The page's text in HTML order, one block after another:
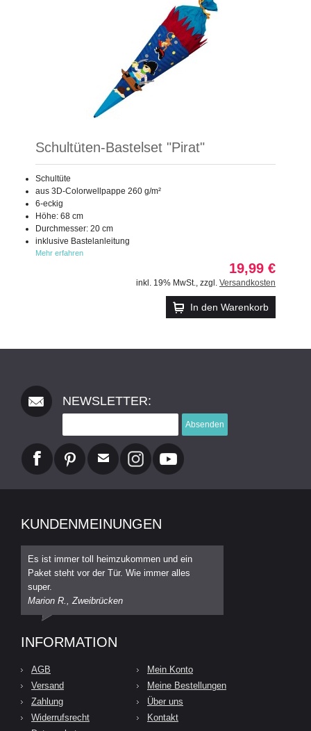
Schultüten-Bastelset "Pirat"
Schultüte
aus 3D-Colorwellpappe 260 g/m²
6-eckig
Höhe: 68 cm
Durchmesser: 20 cm
inklusive Bastelanleitung
Mehr erfahren
19,99 €
inkl. 19% MwSt. zzgl. Versandkosten
In den Warenkorb
NEWSLETTER:
Absenden
KUNDENMEINUNGEN
Es ist immer toll heimzukommen und ein
Paket steht vor der Tür. Wie immer alles
super.
Marion R., Zweibrücken
INFORMATION
AGB
Versand
Zahlung
Widerrufsrecht
Mein Konto
Meine Bestellungen
Über uns
Kontakt